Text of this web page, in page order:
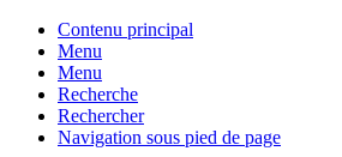
Contenu principal
Menu
Menu
Recherche
Rechercher
Navigation sous pied de page